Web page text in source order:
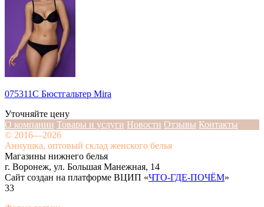
075311C Бюстгальтер Mira
Уточняйте цену
О компании Товары и услуги Новости Отзывы Контакты
© 2016—2026
Аннушка, оптовый склад женского белья
Магазины нижнего белья
г. Воронеж, ул. Большая Манежная, 14
Сайт создан на платформе ВЦИП «ЧТО-ГДЕ-ПОЧЁМ»
33